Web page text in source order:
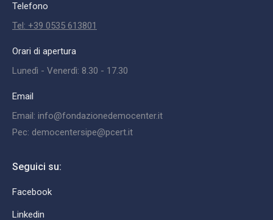
Telefono
Tel: +39 0535 613801
Orari di apertura
Lunedì - Venerdì: 8.30 - 17.30
Email
Email: info@fondazionedemocenter.it
Pec: democentersipe@pcert.it
Seguici su:
Facebook
Linkedin